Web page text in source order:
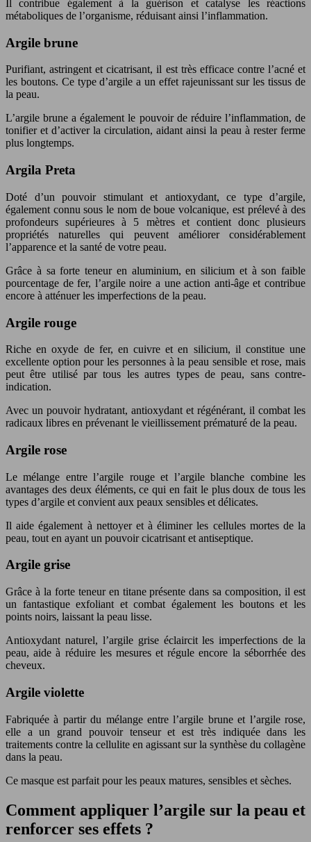
Il contribue également à la guérison et catalyse les réactions
métaboliques de l’organisme, réduisant ainsi l’inflammation.
Argile brune
Purifiant, astringent et cicatrisant, il est très efficace contre l’acné et
les boutons. Ce type d’argile a un effet rajeunissant sur les tissus de
la peau.
L’argile brune a également le pouvoir de réduire l’inflammation, de
tonifier et d’activer la circulation, aidant ainsi la peau à rester ferme
plus longtemps.
Argila Preta
Doté d’un pouvoir stimulant et antioxydant, ce type d’argile,
également connu sous le nom de boue volcanique, est prélevé à des
profondeurs supérieures à 5 mètres et contient donc plusieurs
propriétés naturelles qui peuvent améliorer considérablement
l’apparence et la santé de votre peau.
Grâce à sa forte teneur en aluminium, en silicium et à son faible
pourcentage de fer, l’argile noire a une action anti-âge et contribue
encore à atténuer les imperfections de la peau.
Argile rouge
Riche en oxyde de fer, en cuivre et en silicium, il constitue une
excellente option pour les personnes à la peau sensible et rose, mais
peut être utilisé par tous les autres types de peau, sans contre-
indication.
Avec un pouvoir hydratant, antioxydant et régénérant, il combat les
radicaux libres en prévenant le vieillissement prématuré de la peau.
Argile rose
Le mélange entre l’argile rouge et l’argile blanche combine les
avantages des deux éléments, ce qui en fait le plus doux de tous les
types d’argile et convient aux peaux sensibles et délicates.
Il aide également à nettoyer et à éliminer les cellules mortes de la
peau, tout en ayant un pouvoir cicatrisant et antiseptique.
Argile grise
Grâce à la forte teneur en titane présente dans sa composition, il est
un fantastique exfoliant et combat également les boutons et les
points noirs, laissant la peau lisse.
Antioxydant naturel, l’argile grise éclaircit les imperfections de la
peau, aide à réduire les mesures et régule encore la séborrhée des
cheveux.
Argile violette
Fabriquée à partir du mélange entre l’argile brune et l’argile rose,
elle a un grand pouvoir tenseur et est très indiquée dans les
traitements contre la cellulite en agissant sur la synthèse du collagène
dans la peau.
Ce masque est parfait pour les peaux matures, sensibles et sèches.
Comment appliquer l’argile sur la peau et
renforcer ses effets ?